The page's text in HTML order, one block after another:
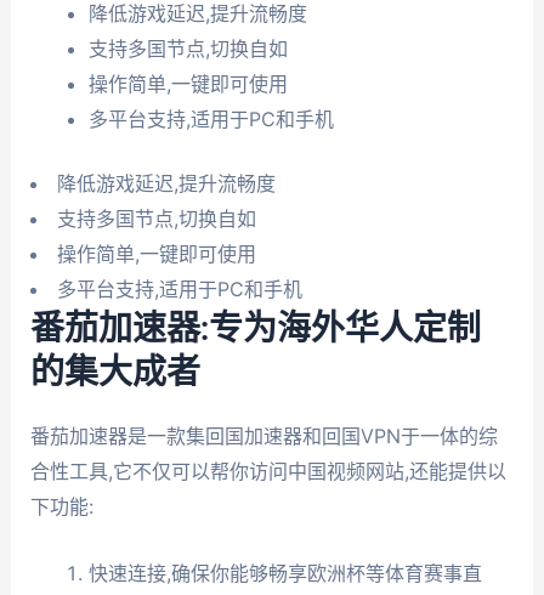
降低游戏延迟,提升流畅度
支持多国节点,切换自如
操作简单,一键即可使用
多平台支持,适用于PC和手机
降低游戏延迟,提升流畅度
支持多国节点,切换自如
操作简单,一键即可使用
多平台支持,适用于PC和手机
番茄加速器:专为海外华人定制
的集大成者
番茄加速器是一款集回国加速器和回国VPN于一体的综
合性工具,它不仅可以帮你访问中国视频网站,还能提供以
下功能:
快速连接,确保你能够畅享欧洲杯等体育赛事直